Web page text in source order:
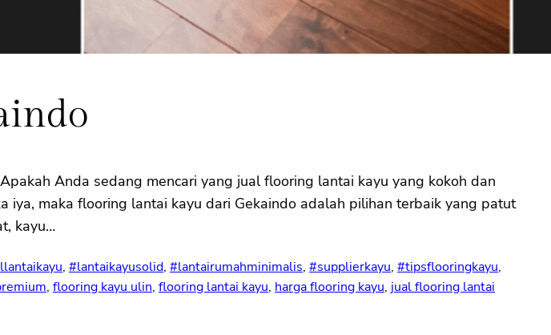
Anda sedang mencari yang jual flooring lantai kayu yang kokoh dan
iya, maka flooring lantai kayu dari Gekaindo adalah pilihan terbaik yang patut
kayu…
, #lantaikayusolid, #lantairumahminimalis, #supplierkayu, #tipsflooringkayu
, flooring kayu ulin, flooring lantai kayu, harga flooring kayu, jual flooring lantai